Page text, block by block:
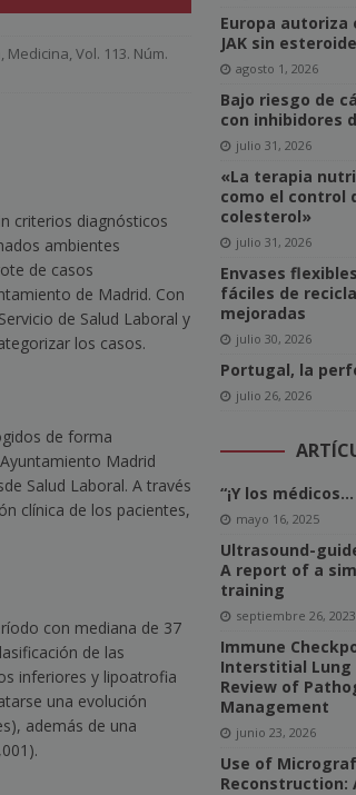
y la credibilidad serán
, Medicina, Vol. 113. Núm.
criterios diagnósticos
ambientes
de casos
de Madrid. Con
de Salud Laboral y
los casos.
de forma
Madrid
Salud Laboral. A través
clínica de los pacientes,
con mediana de 37
de las
inferiores y lipoatrofia
una evolución
además de una
Europa
JAK sin
agosto 1, 2026
Bajo riesgo de
con inhibidores
julio 31, 2026
«La terapia
como el control
colesterol»
julio 31, 2026
Envases
fáciles de
mejoradas
julio 30, 2026
Portugal, la
julio 26, 2026
“¡Y los
mayo 16, 2025
Ultrasound-
A report of a
training
septiembre 26, 2023
Immune
Interstitial Lung
Review of
Management
junio 23, 2026
Use of
Reconstruction: